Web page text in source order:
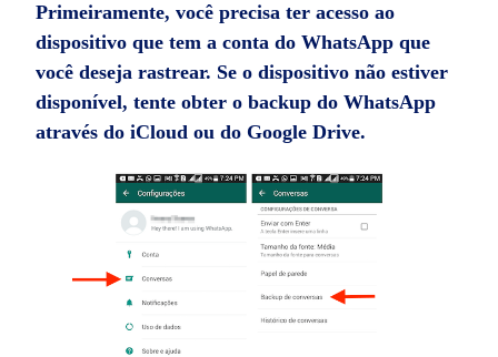
Primeiramente, você precisa ter acesso ao
dispositivo que tem a conta do WhatsApp que
você deseja rastrear. Se o dispositivo não estiver
disponível, tente obter o backup do WhatsApp
através do iCloud ou do Google Drive.